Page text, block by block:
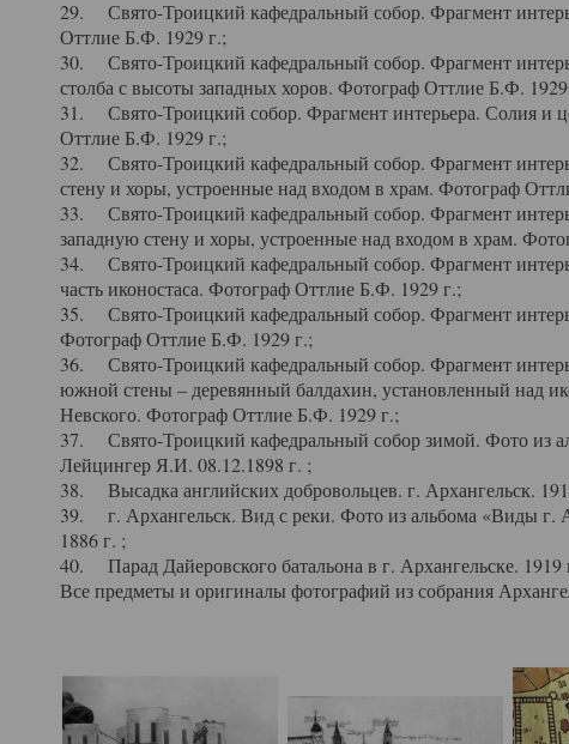
29. Свято-Троицкий кафедральный собор. Фрагмент
Оттлие Б.Ф. 1929 г.;
30. Свято-Троицкий кафедральный собор. Фрагмент
столба с высоты западных хоров. Фотограф Оттлие Б.Ф.
31. Свято-Троицкий собор. Фрагмент интерьера. Солия и
Оттлие Б.Ф. 1929 г.;
32. Свято-Троицкий кафедральный собор. Фрагмент
стену и хоры, устроенные над входом в храм. Фотограф
33. Свято-Троицкий кафедральный собор. Фрагмент
западную стену и хоры, устроенные над входом в храм.
34. Свято-Троицкий кафедральный собор. Фрагмент
часть иконостаса. Фотограф Оттлие Б.Ф. 1929 г.;
35. Свято-Троицкий кафедральный собор. Фрагмент
Фотограф Оттлие Б.Ф. 1929 г.;
36. Свято-Троицкий кафедральный собор. Фрагмент
южной стены – деревянный балдахин, установленный над
Невского. Фотограф Оттлие Б.Ф. 1929 г.;
37. Свято-Троицкий кафедральный собор зимой. Фото из
Лейцингер Я.И. 08.12.1898 г. ;
38. Высадка английских добровольцев. г. Архангельск.
39. г. Архангельск. Вид с реки. Фото из альбома «Виды г.
1886 г. ;
40. Парад Дайеровского батальона в г. Архангельске.
Все предметы и оригиналы фотографий из собрания